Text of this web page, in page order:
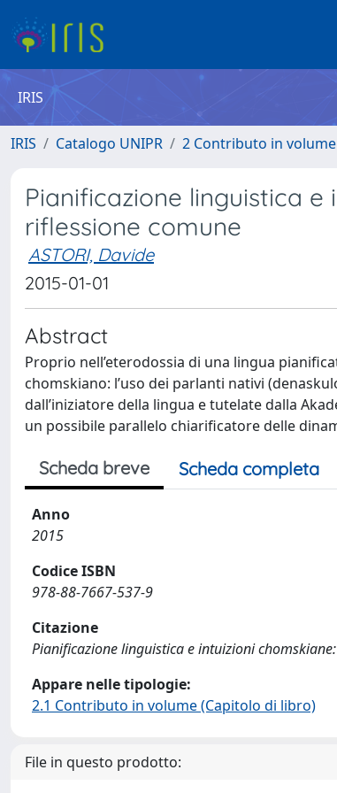
IRIS
IRIS Catalogo UNIPR 2 Contributo in
Pianificazione linguistica
riflessione comune
ASTORI, Davide
2015-01-01
Abstract
Proprio nell’eterodossia di una lingua
chomskiano: l’uso dei parlanti nativi
dall’iniziatore della lingua e tutelate dalla
un possibile parallelo chiarificatore delle
Scheda breve Scheda completa
Anno
2015
Codice ISBN
978-88-7667-537-9
Citazione
Pianificazione linguistica e intuizioni
Appare nelle tipologie:
2.1 Contributo in volume (Capitolo di libro)
File in questo prodotto: